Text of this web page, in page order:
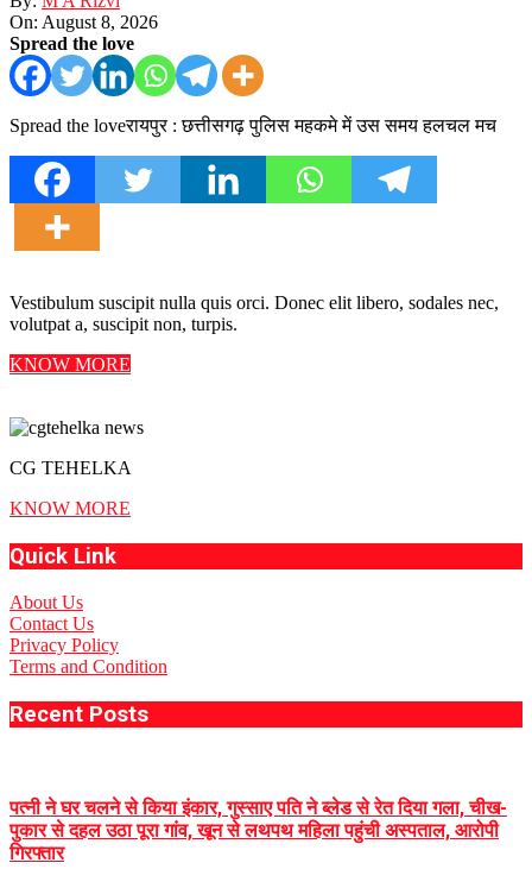
On: August 8, 2026
Spread the love
Spread the loveरायपुर : छत्तीसगढ़ पुलिस महकमे में उस समय हलचल मच
Vestibulum suscipit nulla quis orci. Donec elit libero, sodales nec,
volutpat a, suscipit non, turpis.
KNOW MORE
CG TEHELKA
KNOW MORE
Quick Link
About Us
Contact Us
Privacy Policy
Terms and Condition
Recent Posts
पत्नी ने घर चलने से किया इंकार, गुस्साए पति ने ब्लेड से रेत दिया गला, चीख-
पुकार से दहल उठा पूरा गांव, खून से लथपथ महिला पहुंची अस्पताल, आरोपी
गिरफ्तार